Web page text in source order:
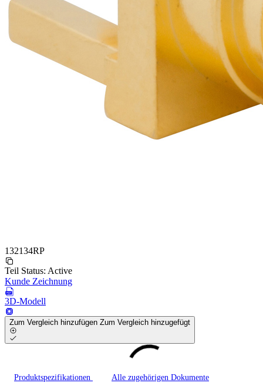
132134RP
Teil Status: Active
Kunde Zeichnung
3D-Modell
Zum Vergleich hinzufügen Zum Vergleich hinzugefügt
Produktspezifikationen
Alle zugehörigen Dokumente